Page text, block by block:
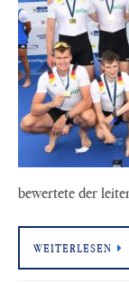
bewertete der
WEITERLESEN